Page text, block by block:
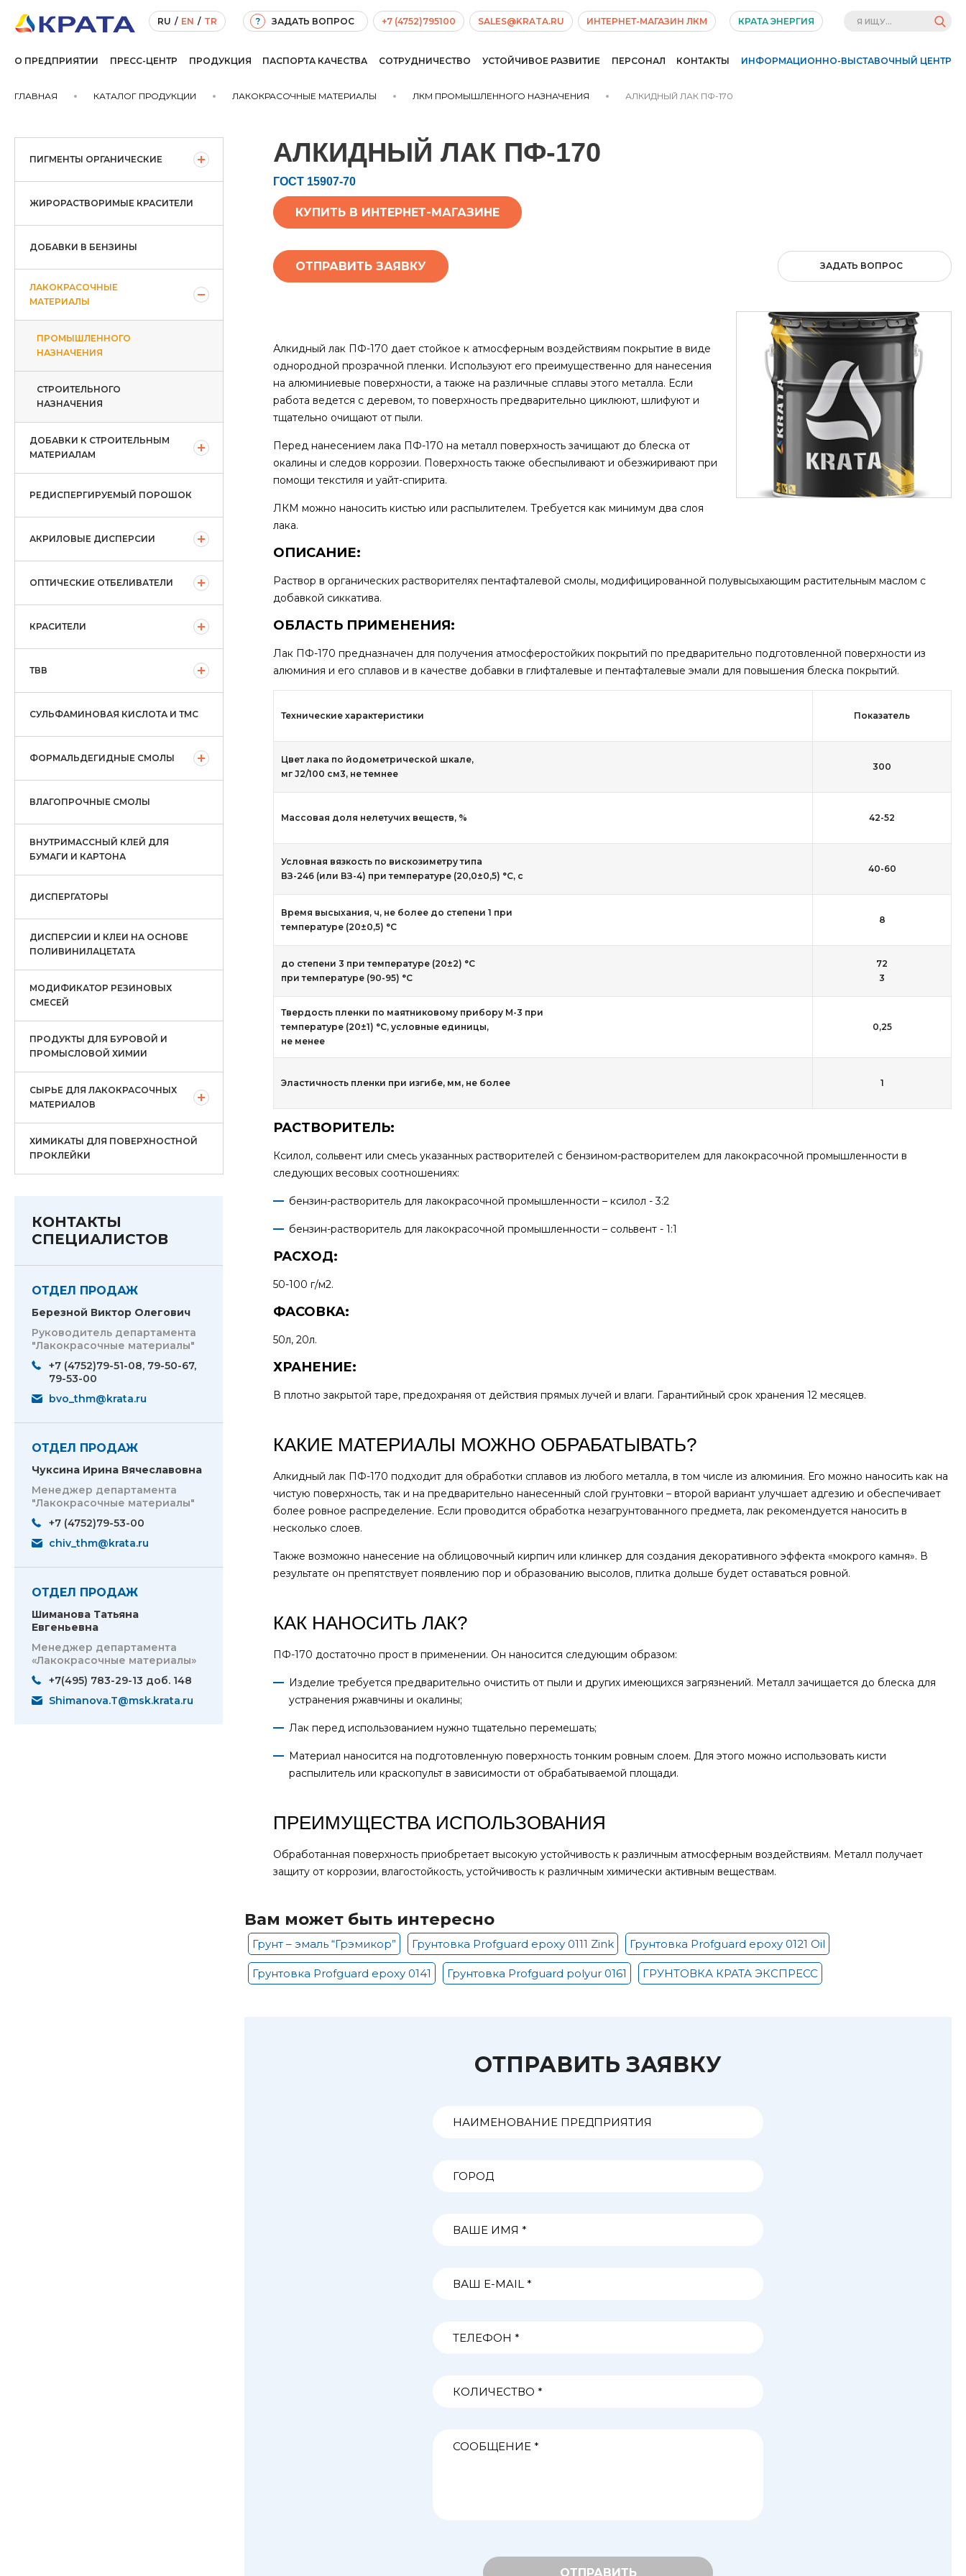
RU / EN / TR ? ЗАДАТЬ ВОПРОС +7 (4752)795100 SALES@KRATA.RU ИНТЕРНЕТ-МАГАЗИН ЛКМ КРАТА ЭНЕРГИЯ
О ПРЕДПРИЯТИИ ПРЕСС-ЦЕНТР ПРОДУКЦИЯ ПАСПОРТА КАЧЕСТВА СОТРУДНИЧЕСТВО УСТОЙЧИВОЕ РАЗВИТИЕ ПЕРСОНАЛ КОНТАКТЫ ИНФОРМАЦИОННО-ВЫСТАВОЧНЫЙ ЦЕНТР
ГЛАВНАЯ КАТАЛОГ ПРОДУКЦИИ ЛАКОКРАСОЧНЫЕ МАТЕРИАЛЫ ЛКМ ПРОМЫШЛЕННОГО НАЗНАЧЕНИЯ АЛКИДНЫЙ ЛАК ПФ-170
ПИГМЕНТЫ ОРГАНИЧЕСКИЕ
ЖИРОРАСТВОРИМЫЕ КРАСИТЕЛИ
ДОБАВКИ В БЕНЗИНЫ
ЛАКОКРАСОЧНЫЕ
МАТЕРИАЛЫ
ПРОМЫШЛЕННОГО
НАЗНАЧЕНИЯ
СТРОИТЕЛЬНОГО
НАЗНАЧЕНИЯ
ДОБАВКИ К СТРОИТЕЛЬНЫМ
МАТЕРИАЛАМ
РЕДИСПЕРГИРУЕМЫЙ ПОРОШОК
АКРИЛОВЫЕ ДИСПЕРСИИ
ОПТИЧЕСКИЕ ОТБЕЛИВАТЕЛИ
КРАСИТЕЛИ
ТВВ
СУЛЬФАМИНОВАЯ КИСЛОТА И ТМС
ФОРМАЛЬДЕГИДНЫЕ СМОЛЫ
ВЛАГОПРОЧНЫЕ СМОЛЫ
ВНУТРИМАССНЫЙ КЛЕЙ ДЛЯ
БУМАГИ И КАРТОНА
ДИСПЕРГАТОРЫ
ДИСПЕРСИИ И КЛЕИ НА ОСНОВЕ
ПОЛИВИНИЛАЦЕТАТА
МОДИФИКАТОР РЕЗИНОВЫХ
СМЕСЕЙ
ПРОДУКТЫ ДЛЯ БУРОВОЙ И
ПРОМЫСЛОВОЙ ХИМИИ
СЫРЬЕ ДЛЯ ЛАКОКРАСОЧНЫХ
МАТЕРИАЛОВ
ХИМИКАТЫ ДЛЯ ПОВЕРХНОСТНОЙ
ПРОКЛЕЙКИ
КОНТАКТЫ
СПЕЦИАЛИСТОВ
ОТДЕЛ ПРОДАЖ
Березной Виктор Олегович
Руководитель департамента
"Лакокрасочные материалы"
+7 (4752)79-51-08, 79-50-67,
79-53-00
bvo_thm@krata.ru
ОТДЕЛ ПРОДАЖ
Чуксина Ирина Вячеславовна
Менеджер департамента
"Лакокрасочные материалы"
+7 (4752)79-53-00
chiv_thm@krata.ru
ОТДЕЛ ПРОДАЖ
Шиманова Татьяна
Евгеньевна
Менеджер департамента
«Лакокрасочные материалы»
+7(495) 783-29-13 доб. 148
Shimanova.T@msk.krata.ru
АЛКИДНЫЙ ЛАК ПФ-170
ГОСТ 15907-70
КУПИТЬ В ИНТЕРНЕТ-МАГАЗИНЕ
ОТПРАВИТЬ ЗАЯВКУ ЗАДАТЬ ВОПРОС
Алкидный лак ПФ-170 дает стойкое к атмосферным воздействиям покрытие в виде
однородной прозрачной пленки. Используют его преимущественно для нанесения
на алюминиевые поверхности, а также на различные сплавы этого металла. Если
работа ведется с деревом, то поверхность предварительно циклюют, шлифуют и
тщательно очищают от пыли.
Перед нанесением лака ПФ-170 на металл поверхность зачищают до блеска от
окалины и следов коррозии. Поверхность также обеспыливают и обезжиривают при
помощи текстиля и уайт-спирита.
ЛКМ можно наносить кистью или распылителем. Требуется как минимум два слоя
лака.
ОПИСАНИЕ:
Раствор в органических растворителях пентафталевой смолы, модифицированной полувысыхающим растительным маслом с
добавкой сиккатива.
ОБЛАСТЬ ПРИМЕНЕНИЯ:
Лак ПФ-170 предназначен для получения атмосферостойких покрытий по предварительно подготовленной поверхности из
алюминия и его сплавов и в качестве добавки в глифталевые и пентафталевые эмали для повышения блеска покрытий.
Технические характеристики Показатель
Цвет лака по йодометрической шкале,
мг J2/100 см3, не темнее
300
Массовая доля нелетучих веществ, % 42-52
Условная вязкость по вискозиметру типа
ВЗ-246 (или ВЗ-4) при температуре (20,0±0,5) °С, с
40-60
Время высыхания, ч, не более до степени 1 при
температуре (20±0,5) °С
8
до степени 3 при температуре (20±2) °С
при температуре (90-95) °С
72
3
Твердость пленки по маятниковому прибору М-3 при
температуре (20±1) °С, условные единицы,
не менее
0,25
Эластичность пленки при изгибе, мм, не более 1
РАСТВОРИТЕЛЬ:
Ксилол, сольвент или смесь указанных растворителей с бензином-растворителем для лакокрасочной промышленности в
следующих весовых соотношениях:
бензин-растворитель для лакокрасочной промышленности – ксилол - 3:2
бензин-растворитель для лакокрасочной промышленности – сольвент - 1:1
РАСХОД:
50-100 г/м2.
ФАСОВКА:
50л, 20л.
ХРАНЕНИЕ:
В плотно закрытой таре, предохраняя от действия прямых лучей и влаги. Гарантийный срок хранения 12 месяцев.
КАКИЕ МАТЕРИАЛЫ МОЖНО ОБРАБАТЫВАТЬ?
Алкидный лак ПФ-170 подходит для обработки сплавов из любого металла, в том числе из алюминия. Его можно наносить как на
чистую поверхность, так и на предварительно нанесенный слой грунтовки – второй вариант улучшает адгезию и обеспечивает
более ровное распределение. Если проводится обработка незагрунтованного предмета, лак рекомендуется наносить в
несколько слоев.
Также возможно нанесение на облицовочный кирпич или клинкер для создания декоративного эффекта «мокрого камня». В
результате он препятствует появлению пор и образованию высолов, плитка дольше будет оставаться ровной.
КАК НАНОСИТЬ ЛАК?
ПФ-170 достаточно прост в применении. Он наносится следующим образом:
Изделие требуется предварительно очистить от пыли и других имеющихся загрязнений. Металл зачищается до блеска для
устранения ржавчины и окалины;
Лак перед использованием нужно тщательно перемешать;
Материал наносится на подготовленную поверхность тонким ровным слоем. Для этого можно использовать кисти
распылитель или краскопульт в зависимости от обрабатываемой площади.
ПРЕИМУЩЕСТВА ИСПОЛЬЗОВАНИЯ
Обработанная поверхность приобретает высокую устойчивость к различным атмосферным воздействиям. Металл получает
защиту от коррозии, влагостойкость, устойчивость к различным химически активным веществам.
Вам может быть интересно
Грунт – эмаль “Грэмикор” Грунтовка Profguard epoxy 0111 Zink Грунтовка Profguard epoxy 0121 Oil
Грунтовка Profguard epoxy 0141 Грунтовка Profguard polyur 0161 ГРУНТОВКА КРАТА ЭКСПРЕСС
ОТПРАВИТЬ ЗАЯВКУ
ОТПРАВИТЬ